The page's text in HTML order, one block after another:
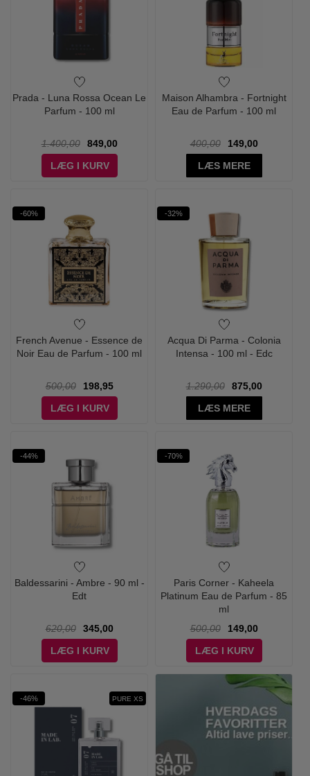
Prada - Luna Rossa Ocean Le
Parfum - 100 ml
1.400,00
849,00
LÆG I KURV
Maison Alhambra - Fortnight
Eau de Parfum - 100 ml
400,00
149,00
LÆS MERE
-60%
French Avenue - Essence de
Noir Eau de Parfum - 100 ml
500,00
198,95
LÆG I KURV
-32%
Acqua Di Parma - Colonia
Intensa - 100 ml - Edc
1.290,00
875,00
LÆS MERE
-44%
Baldessarini - Ambre - 90 ml -
Edt
620,00
345,00
LÆG I KURV
-70%
Paris Corner - Kaheela
Platinum Eau de Parfum - 85
ml
500,00
149,00
LÆG I KURV
-46% PURE XS